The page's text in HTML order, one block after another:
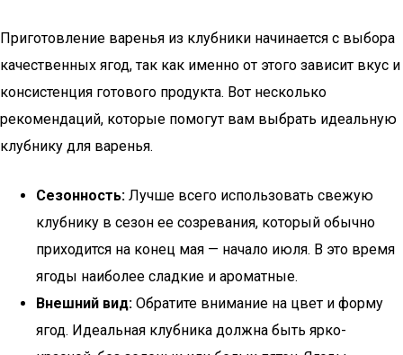
Приготовление варенья из клубники начинается с выбора
качественных ягод, так как именно от этого зависит вкус и
консистенция готового продукта. Вот несколько
рекомендаций, которые помогут вам выбрать идеальную
клубнику для варенья.
Сезонность: Лучше всего использовать свежую
клубнику в сезон ее созревания, который обычно
приходится на конец мая — начало июля. В это время
ягоды наиболее сладкие и ароматные.
Внешний вид: Обратите внимание на цвет и форму
ягод. Идеальная клубника должна быть ярко-